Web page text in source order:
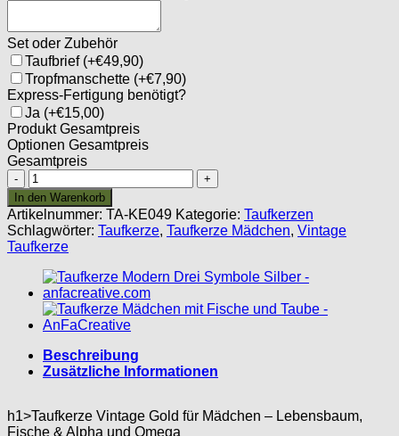
Set oder Zubehör
Taufbrief (+€49,90)
Tropfmanschette (+€7,90)
Express-Fertigung benötigt?
Ja (+€15,00)
Produkt Gesamtpreis
Optionen Gesamtpreis
Gesamtpreis
Taufkerze
Vintage
Gold
Mädchen
Menge
In den Warenkorb
Artikelnummer: TA-KE049 Kategorie: Taufkerzen
Schlagwörter: Taufkerze, Taufkerze Mädchen, Vintage
Taufkerze
Beschreibung
Zusätzliche Informationen
h1>Taufkerze Vintage Gold für Mädchen – Lebensbaum,
Fische & Alpha und Omega